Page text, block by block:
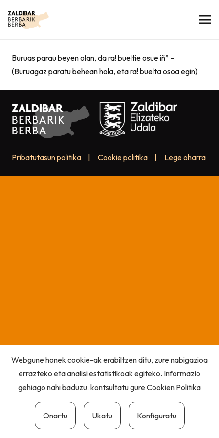
Buruas parau beyen olan, da ra! bueltie osue iñ” –
(Buruagaz paratu behean hola, eta ra! buelta osoa egin)
Pribatutasun politika Cookie politika Lege oharra
Webgune honek cookie-ak erabiltzen ditu, zure nabigazioa
errazteko eta analisi estatistikoak egiteko. Informazio
gehiago nahi baduzu, kontsultatu gureCookien Politika
Onartu Ukatu Konfiguratu